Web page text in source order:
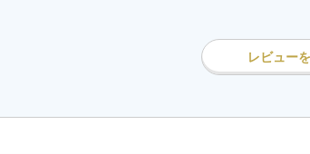
レビュー